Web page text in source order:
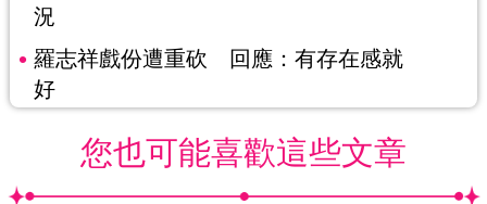
況
羅志祥戲份遭重砍 回應：有存在感就
好
您也可能喜歡這些文章